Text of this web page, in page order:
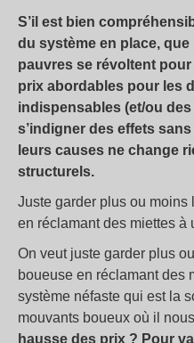
S’il est bien
du système en place,
pauvres se révoltent
prix abordables pour les
indispensables (et/ou
s’indigner des effets
leurs causes ne change
structurels.
Juste garder plus ou moins
en réclamant des miettes à
On veut juste garder plus
boueuse en réclamant des
système néfaste qui est la
mouvants boueux où il
hausse des prix ? Pour